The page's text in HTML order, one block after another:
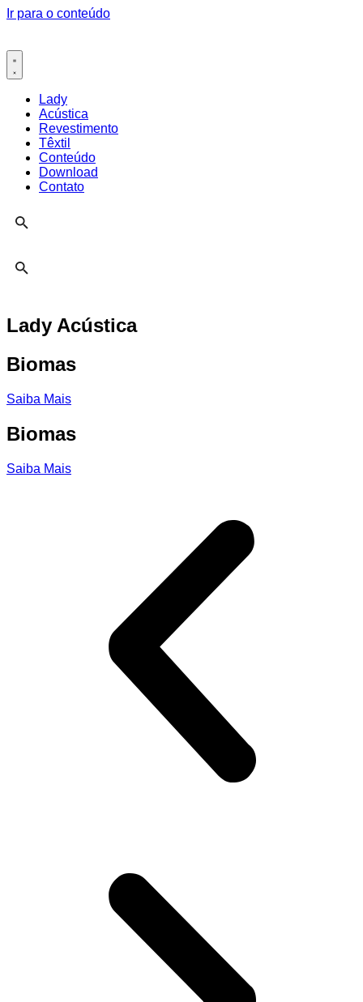
Ir para o conteúdo
Lady
Acústica
Revestimento
Têxtil
Conteúdo
Download
Contato
Lady Acústica
Biomas
Saiba Mais
Biomas
Saiba Mais